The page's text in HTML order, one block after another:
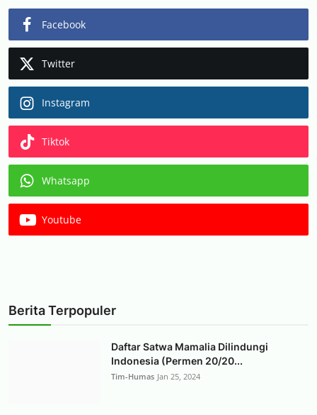
Facebook
Twitter
Instagram
Tiktok
Whatsapp
Youtube
Berita Terpopuler
Daftar Satwa Mamalia Dilindungi
Indonesia (Permen 20/20...
Tim-Humas Jan 25, 2024